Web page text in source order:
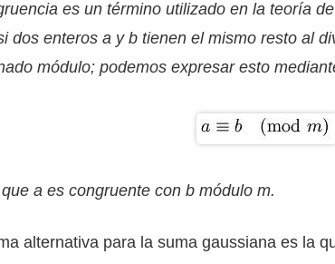
es un término utilizado en la teoría
dos enteros a y b tienen el mismo resto al
módulo; podemos expresar esto
a es congruente con b módulo m.
alternativa para la suma gaussiana es la